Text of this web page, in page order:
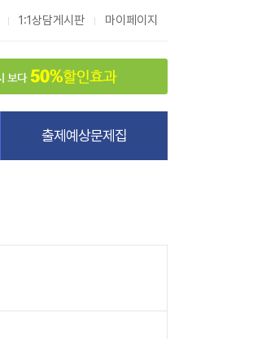
1:1상담게시판 마이페이지